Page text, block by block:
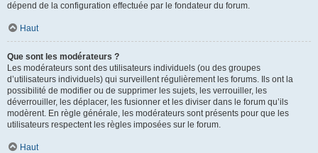
dépend de la configuration effectuée par le fondateur du forum.
Haut
Que sont les modérateurs ?
Les modérateurs sont des utilisateurs individuels (ou des groupes
d’utilisateurs individuels) qui surveillent régulièrement les forums. Ils ont la
possibilité de modifier ou de supprimer les sujets, les verrouiller, les
déverrouiller, les déplacer, les fusionner et les diviser dans le forum qu’ils
modèrent. En règle générale, les modérateurs sont présents pour que les
utilisateurs respectent les règles imposées sur le forum.
Haut